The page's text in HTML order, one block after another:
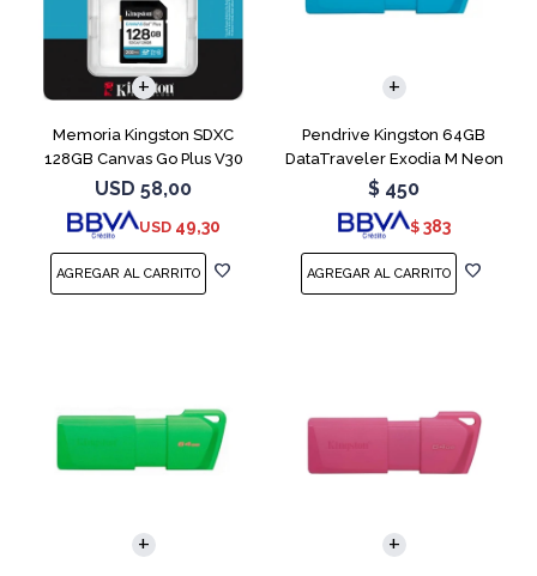
Memoria Kingston SDXC
128GB Canvas Go Plus V30
USD 58,00
USD 49,30
Pendrive Kingston 64GB
DataTraveler Exodia M Neon
Blue
$ 450
$ 383